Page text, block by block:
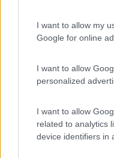
I want to allow my
Google for online
I want to allow
personalized
I want to allow
related to analytics
device identifiers in
che hanno già ricevuto il
2021 (Miller Louisiana,
riferito che al momento
data di consegna è stata
(ottobre/novembre 2022).
altro utente
Non ho ordinato un